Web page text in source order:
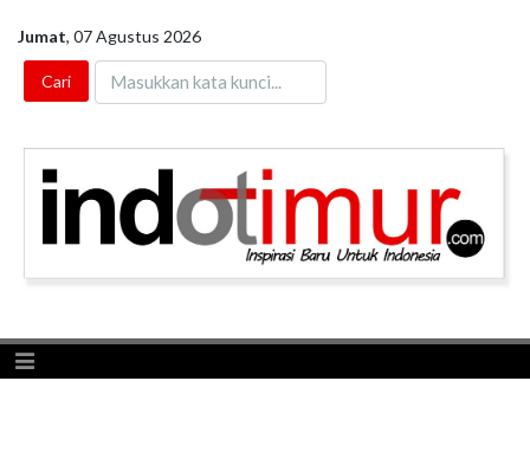
Jumat, 07 Agustus 2026
Toggle navigation